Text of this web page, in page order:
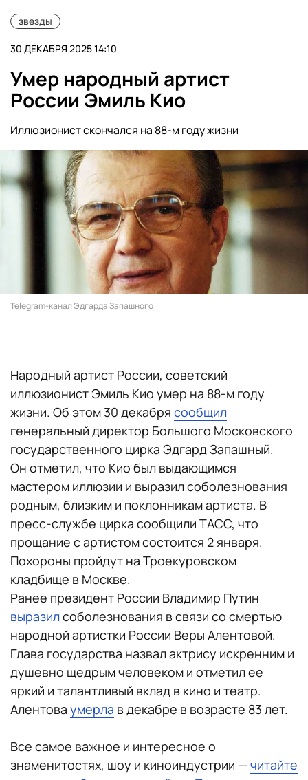
звезды
30 ДЕКАБРЯ 2025 14:10
Умер народный артист
России Эмиль Кио
Иллюзионист скончался на 88-м году жизни
Telegram-канал Эдгарда Запашного
Народный артист России, советский
иллюзионист Эмиль Кио умер на 88-м году
жизни. Об этом 30 декабря сообщил
генеральный директор Большого Московского
государственного цирка Эдгард Запашный.
Он отметил, что Кио был выдающимся
мастером иллюзии и выразил соболезнования
родным, близким и поклонникам артиста. В
пресс-службе цирка сообщили ТАСС, что
прощание с артистом состоится 2 января.
Похороны пройдут на Троекуровском
кладбище в Москве.
Ранее президент России Владимир Путин
выразилсоболезнования в связи со смертью
народной артистки России Веры Алентовой.
Глава государства назвал актрису искренним и
душевно щедрым человеком и отметил ее
яркий и талантливый вклад в кино и театр.
Алентова умерла в декабре в возрасте 83 лет.
Все самое важное и интересное о
знаменитостях, шоу и киноиндустрии — читайте